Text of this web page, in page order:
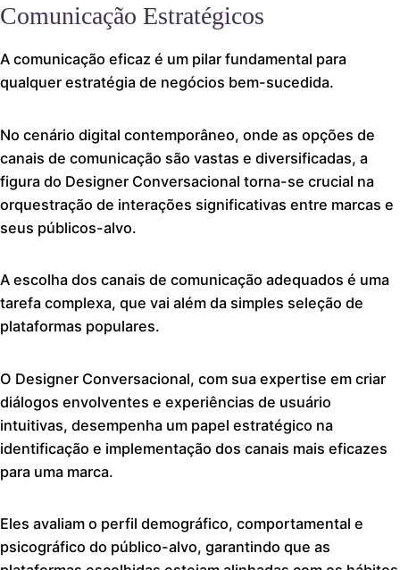
Comunicação Estratégicos
A comunicação eficaz é um pilar fundamental para
qualquer estratégia de negócios bem-sucedida.
No cenário digital contemporâneo, onde as opções de
canais de comunicação são vastas e diversificadas, a
figura do Designer Conversacional torna-se crucial na
orquestração de interações significativas entre marcas e
seus públicos-alvo.
A escolha dos canais de comunicação adequados é uma
tarefa complexa, que vai além da simples seleção de
plataformas populares.
O Designer Conversacional, com sua expertise em criar
diálogos envolventes e experiências de usuário
intuitivas, desempenha um papel estratégico na
identificação e implementação dos canais mais eficazes
para uma marca.
Eles avaliam o perfil demográfico, comportamental e
psicográfico do público-alvo, garantindo que as